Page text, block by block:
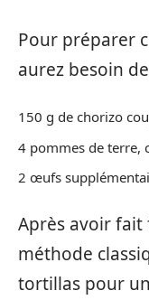
Pour préparer
aurez besoin
150 g de chorizo
4 pommes de terre,
2 œufs
Après avoir fait
méthode
tortillas pour